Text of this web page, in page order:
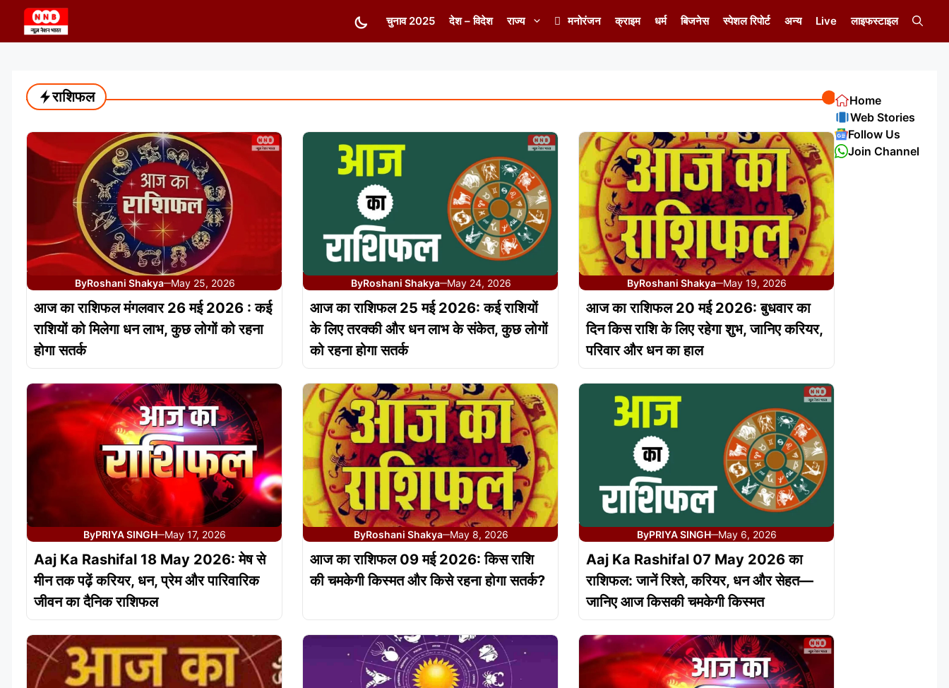
content
चुनाव 2025 देश – विदेश राज्य मनोरंजन क्राइम धर्म बिजनेस स्पेशल रिपोर्ट अन्य Live लाइफस्टाइल
राशिफल
ByRoshani Shakya—May 25, 2026
आज का राशिफल मंगलवार 26 मई 2026 : कई
राशियों को मिलेगा धन लाभ, कुछ लोगों को रहना
होगा सतर्क
ByRoshani Shakya—May 24, 2026
आज का राशिफल 25 मई 2026: कई राशियों
के लिए तरक्की और धन लाभ के संकेत, कुछ लोगों
को रहना होगा सतर्क
ByRoshani Shakya—May 19, 2026
आज का राशिफल 20 मई 2026: बुधवार का
दिन किस राशि के लिए रहेगा शुभ, जानिए करियर,
परिवार और धन का हाल
ByPRIYA SINGH—May 17, 2026
Aaj Ka Rashifal 18 May 2026: मेष से
मीन तक पढ़ें करियर, धन, प्रेम और पारिवारिक
जीवन का दैनिक राशिफल
ByRoshani Shakya—May 8, 2026
आज का राशिफल 09 मई 2026: किस राशि
की चमकेगी किस्मत और किसे रहना होगा सतर्क?
ByPRIYA SINGH—May 6, 2026
Aaj Ka Rashifal 07 May 2026 का
राशिफल: जानें रिश्ते, करियर, धन और सेहत—
जानिए आज किसकी चमकेगी किस्मत
Home
Web Stories
Follow Us
Join Channel